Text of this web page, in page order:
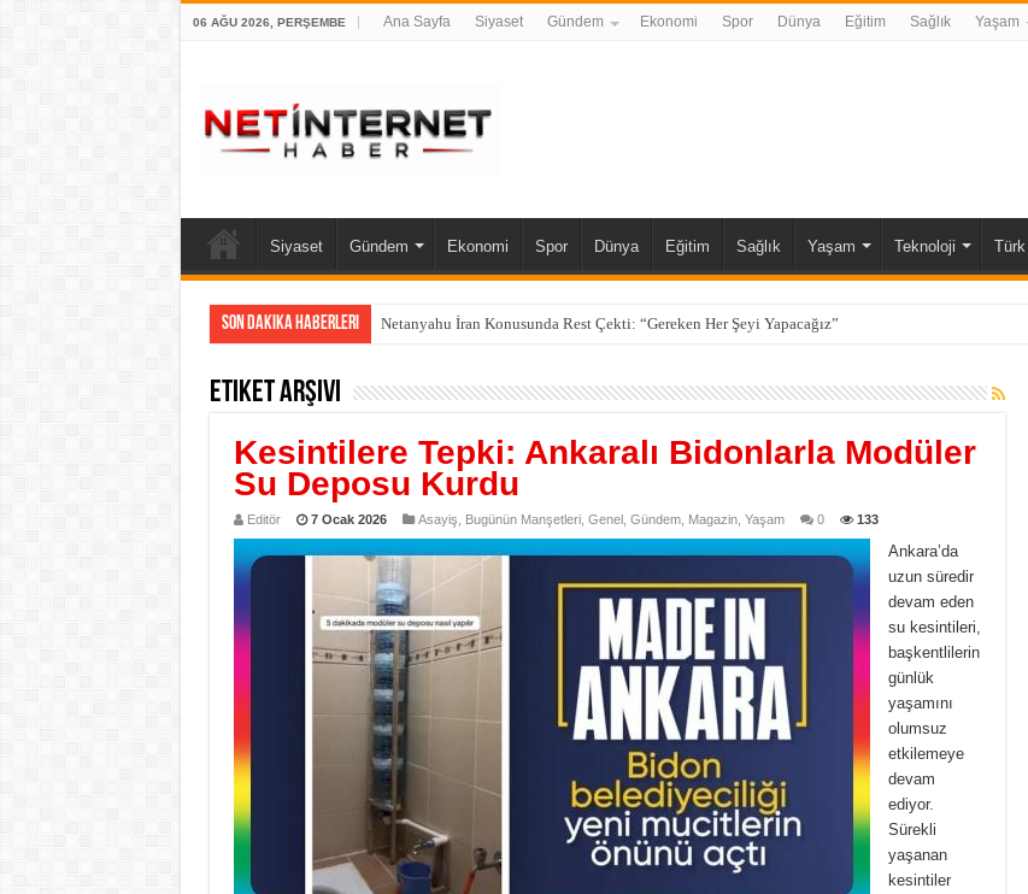
06 AĞU 2026, PERŞEMBE Ana Sayfa Siyaset Gündem Ekonomi Spor Dünya Eğitim Sağlık Yaşam
Siyaset Gündem Ekonomi Spor Dünya Eğitim Sağlık Yaşam Teknoloji Türk
Son Dakika Haberleri Netanyahu İran Konusunda Rest Çekti: “Gereken Her Şeyi Yapacağız”
Etiket Arşivi
Kesintilere Tepki: Ankaralı Bidonlarla Modüler
Su Deposu Kurdu
Editör 7 Ocak 2026 Asayiş Bugünün Manşetleri, Genel, Gündem, Magazin, Yaşam 0 133
Ankara’da
uzun süredir
devam eden
su kesintileri,
başkentlilerin
günlük
yaşamını
olumsuz
etkilemeye
devam
ediyor.
Sürekli
yaşanan
kesintiler